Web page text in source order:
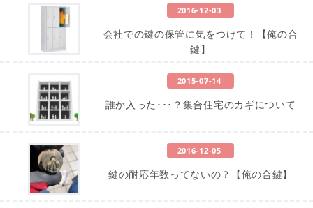
2016-12-03
会社での鍵の保管に気をつけて！【俺の合
鍵】
2015-07-14
誰か入った･･･？集合住宅のカギについて
2016-12-05
鍵の耐応年数ってないの？【俺の合鍵】